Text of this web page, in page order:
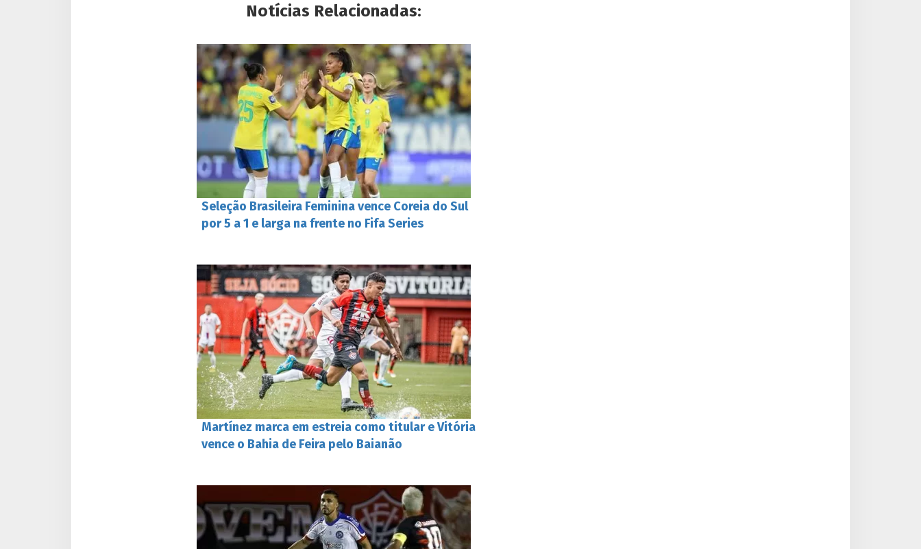
Notícias Relacionadas:
Seleção Brasileira Feminina vence Coreia do Sul
por 5 a 1 e larga na frente no Fifa Series
Martínez marca em estreia como titular e Vitória
vence o Bahia de Feira pelo Baianão